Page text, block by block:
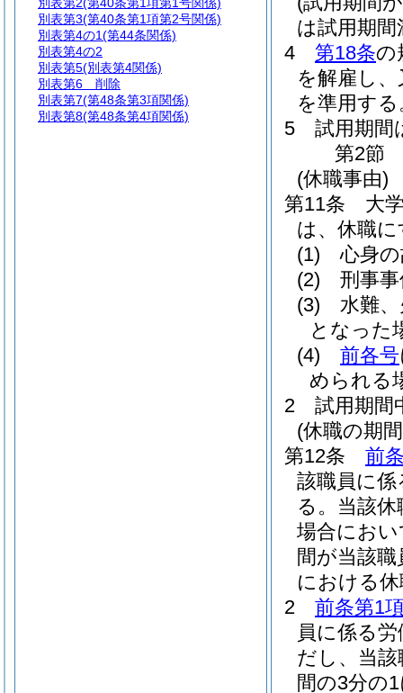
は試用期
4
第18条の
を解雇し
を準用する
5
試用期間
第2節
(休職事由)
第11条
大
は、休職
(1)
心身
(2)
刑事
(3)
水難
となった
(4)
前各号
められる
2
試用期間
(休職の期
第12条
前
該職員に
る。 当該
場合にお
間が当該
における
2
前条第1
員に係る
だし、当
間の3分の
別表第3(第40条第1項第2号関係)
別表第4の1(第44条関係)
別表第4の2
別表第5(別表第4関係)
別表第6 削除
別表第7(第48条第3項関係)
別表第8(第48条第4項関係)